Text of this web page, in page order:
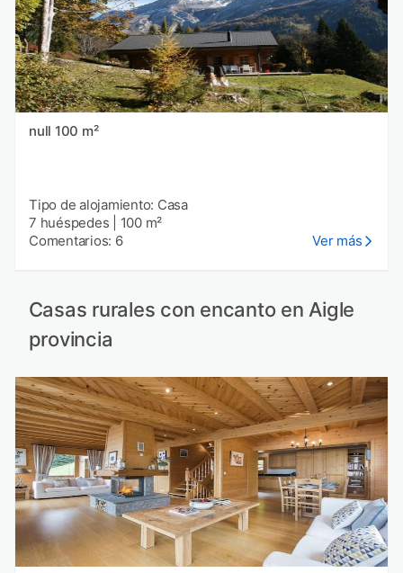
null 100 m²
Tipo de alojamiento: Casa
7 huéspedes
100 m²
Comentarios: 6
Ver más
Casas rurales con encanto en Aigle
provincia